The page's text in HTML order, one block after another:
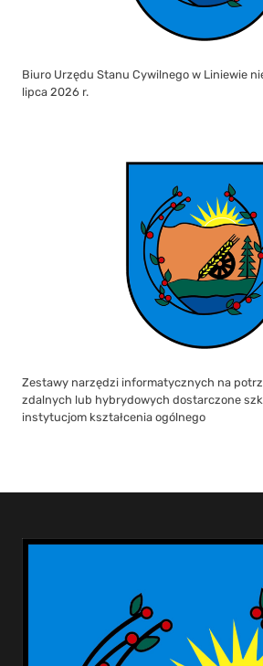
Biuro Urzędu Stanu Cywilnego w Liniewie
lipca 2026 r.
Zestawy narzędzi informatycznych na
zdalnych lub hybrydowych dostarczone
instytucjom kształcenia ogólnego